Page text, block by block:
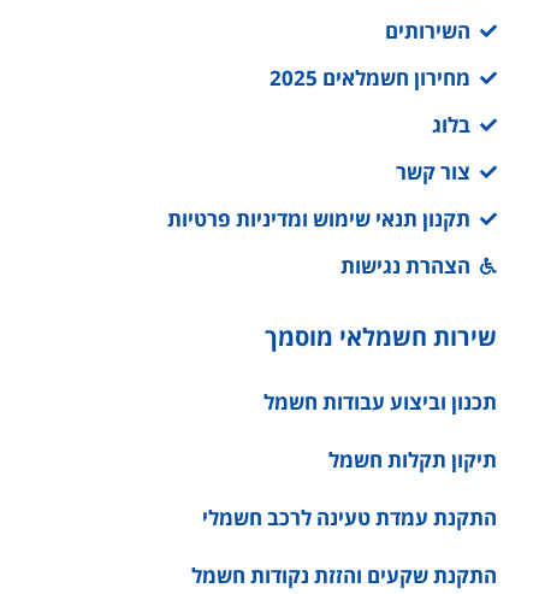
השירותים
מחירון חשמלאים 2025
בלוג
צור קשר
תקנון תנאי שימוש ומדיניות פרטיות
הצהרת נגישות
שירות חשמלאי מוסמך
תכנון וביצוע עבודות חשמל
תיקון תקלות חשמל
התקנת עמדת טעינה לרכב חשמלי
התקנת שקעים והזזת נקודות חשמל